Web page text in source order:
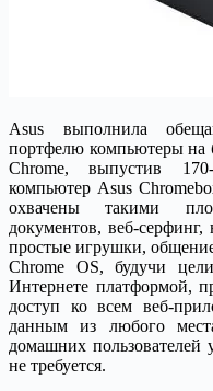
Asus выполнила
портфелю компьютеры на
Chrome, выпустив
компьютер Asus
охвачены такими
документов, веб-серфинг,
простые игрушки,
Chrome OS, будучи
Интернете платформой,
доступ ко всем веб-
данным из любого
домашних пользователей
не требуется.